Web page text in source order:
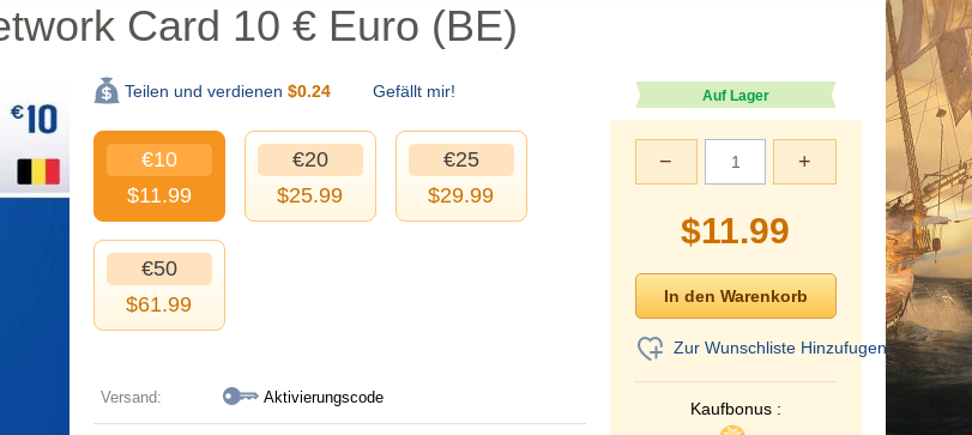
Card 10 € Euro (BE)
Gefällt mir!
Teilen und verdienen $0.24
€10
$11.99
€20
$25.99
€25
$29.99
€50
$61.99
Versand: Aktivierungscode
Auf Lager
+
−
$11.99
Zur Wunschliste Hinzufugen
Kaufbonus :